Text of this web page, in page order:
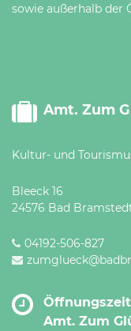
sowie außerhalb der
Amt. Zum
Kultur- und
Bleeck 16
24576 Bad
04192-506-827
Amt. Zum